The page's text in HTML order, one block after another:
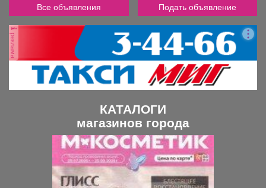
Все объявления Подать объявление
реклама
КАТАЛОГИ
магазинов города